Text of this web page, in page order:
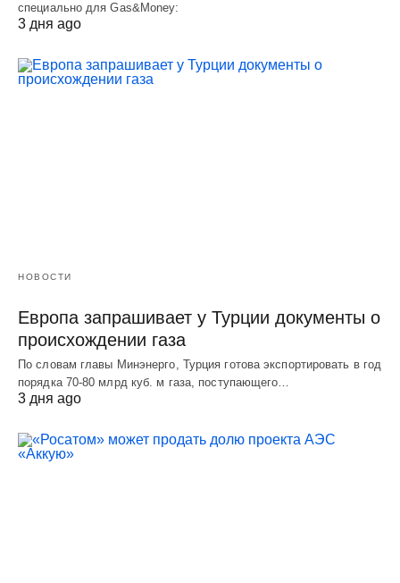
специально для Gas&Money:
3 дня ago
НОВОСТИ
Европа запрашивает у Турции документы о
происхождении газа
По словам главы Минэнерго, Турция готова экспортировать в год
порядка 70-80 млрд куб. м газа, поступающего…
3 дня ago